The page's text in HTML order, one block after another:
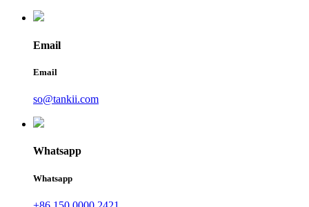
Email
Email
so@tankii.com
Whatsapp
Whatsapp